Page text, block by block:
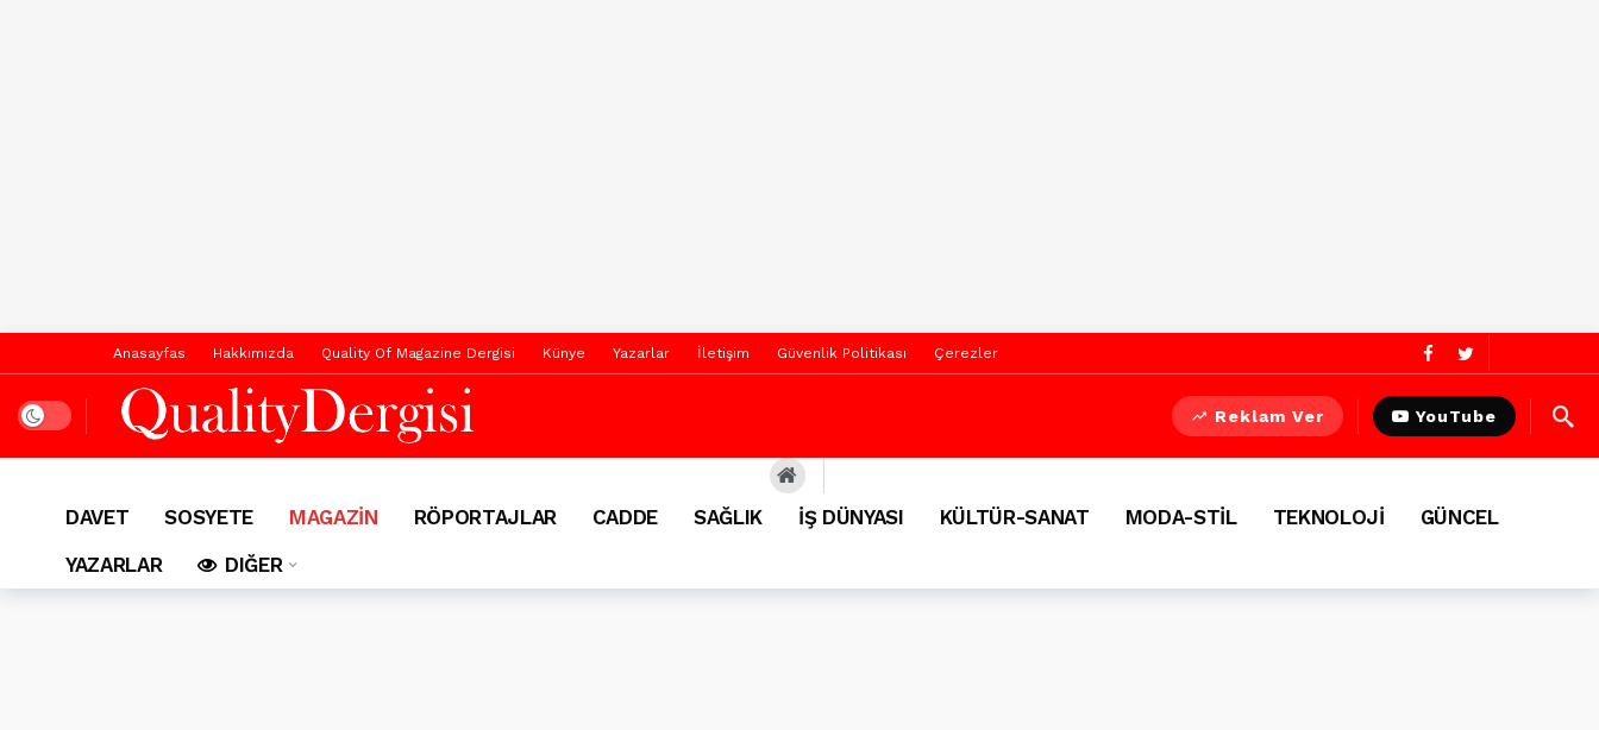
Anasayfas Hakkımızda Quality Of Magazine Dergisi Künye Yazarlar İletişim Güvenlik Politikası Çerezler
Dark mode Reklam Ver YouTube
DAVET SOSYETE MAGAZİN RÖPORTAJLAR CADDE SAĞLIK İŞ DÜNYASI KÜLTÜR-SANAT MODA-STİL TEKNOLOJİ
GÜNCEL
YAZARLAR
DIĞER